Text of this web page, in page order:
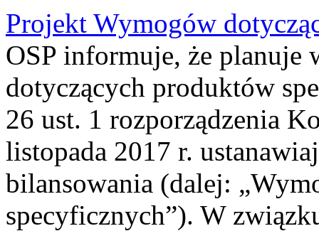
Projekt Wymogów
OSP informuje, że planuje
dotyczących produktów
26 ust. 1 rozporządzenia
listopada 2017 r.
bilansowania (dalej:
specyficznych”). W